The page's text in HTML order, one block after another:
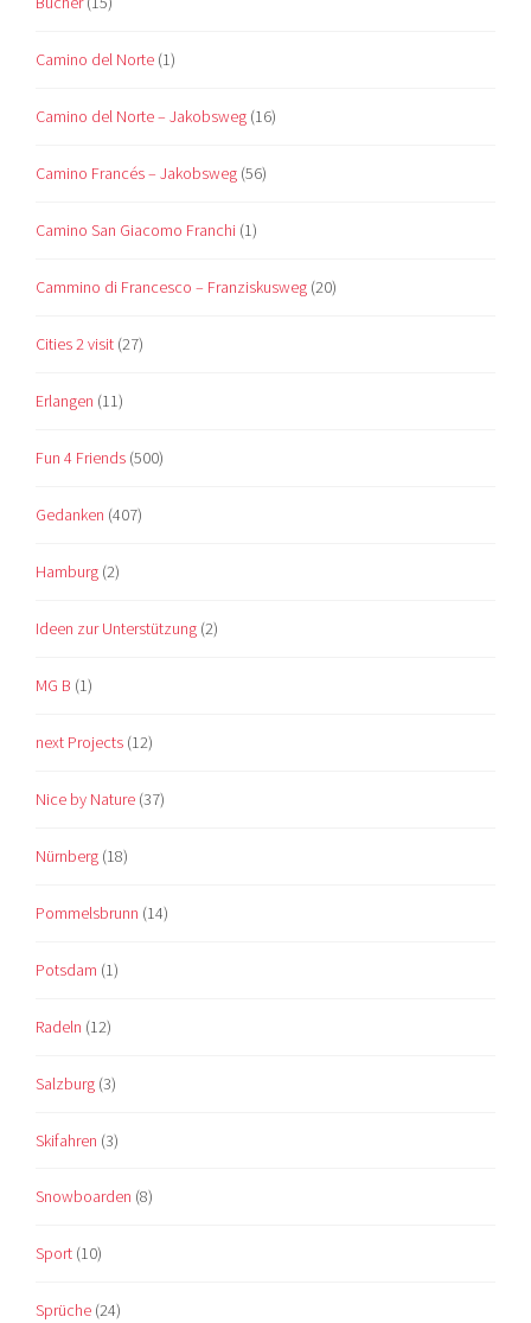
Camino del Norte (1)
Camino del Norte – Jakobsweg (16)
Camino Francés – Jakobsweg (56)
Camino San Giacomo Franchi (1)
Cammino di Francesco – Franziskusweg (20)
Cities 2 visit (27)
Erlangen (11)
Fun 4 Friends (500)
Gedanken (407)
Hamburg (2)
Ideen zur Unterstützung (2)
MG B (1)
next Projects (12)
Nice by Nature (37)
Nürnberg (18)
Pommelsbrunn (14)
Potsdam (1)
Radeln (12)
Salzburg (3)
Skifahren (3)
Snowboarden (8)
Sport (10)
Sprüche (24)